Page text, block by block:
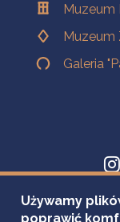
Muzeum
Muzeum
Galeria
Używamy
poprawić